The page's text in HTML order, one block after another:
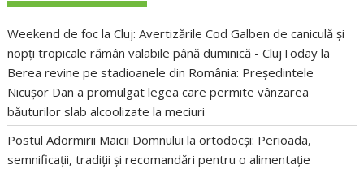
Weekend de foc la Cluj: Avertizările Cod Galben de caniculă și
nopți tropicale rămân valabile până duminică - ClujToday la
Berea revine pe stadioanele din România: Președintele
Nicușor Dan a promulgat legea care permite vânzarea
băuturilor slab alcoolizate la meciuri
Postul Adormirii Maicii Domnului la ortodocși: Perioada,
semnificații, tradiții și recomandări pentru o alimentație